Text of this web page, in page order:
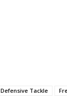
Defensive Tackle